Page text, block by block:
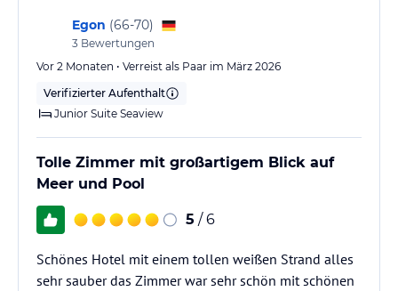
was bei den vielen Gästen und deren überall
hinterlassenen Müll eine wahre Mammutaufgabe ist,
denen sie versuchen, Herr zu werden. Evtl. Würde
eine Pfandsystem für Becher (ähnlich dem bereits
integrierten für Handtücher) Abhilfe schaffen.
Egon (66-70)
3 Bewertungen
Vor 2 Monaten • Verreist als Paar im März 2026
Verifizierter Aufenthalt
Junior Suite Seaview
Tolle Zimmer mit großartigem Blick auf
Meer und Pool
5 / 6
Schönes Hotel mit einem tollen weißen Strand alles
sehr sauber das Zimmer war sehr schön mit schönen